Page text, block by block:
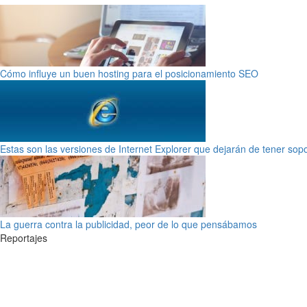
Cómo influye un buen hosting para el posicionamiento SEO
Estas son las versiones de Internet Explorer que dejarán de tener
La guerra contra la publicidad, peor de lo que pensábamos
Reportajes